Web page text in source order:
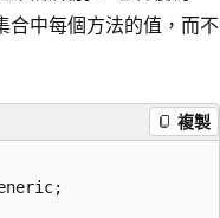
合中每個方法的值，而不
複製